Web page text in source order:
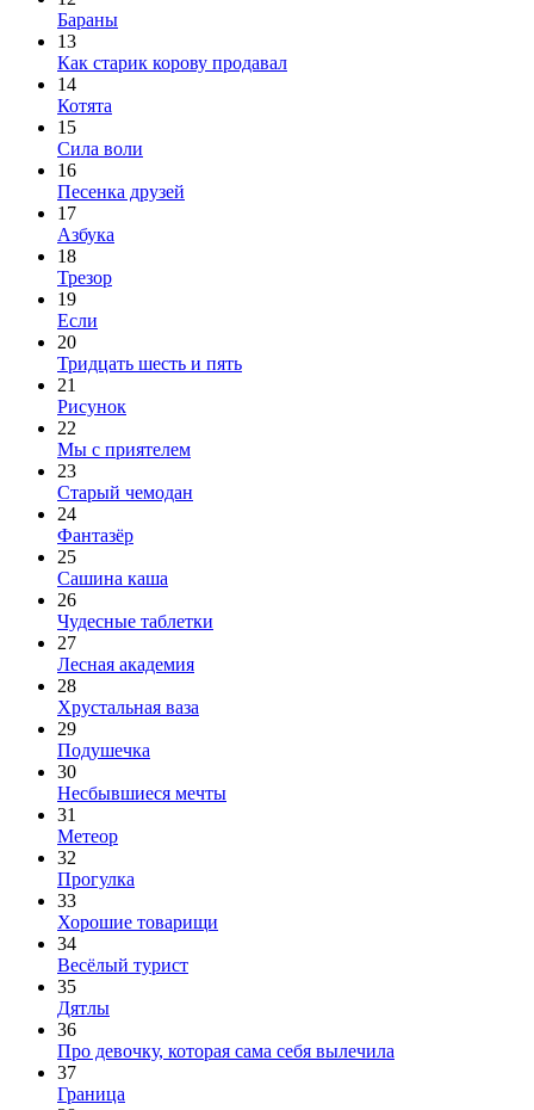
Бараны
13
Как старик корову продавал
14
Котята
15
Сила воли
16
Песенка друзей
17
Азбука
18
Трезор
19
Если
20
Тридцать шесть и пять
21
Рисунок
22
Мы с приятелем
23
Старый чемодан
24
Фантазёр
25
Сашина каша
26
Чудесные таблетки
27
Лесная академия
28
Хрустальная ваза
29
Подушечка
30
Несбывшиеся мечты
31
Метеор
32
Прогулка
33
Хорошие товарищи
34
Весёлый турист
35
Дятлы
36
Про девочку, которая сама себя вылечила
37
Граница